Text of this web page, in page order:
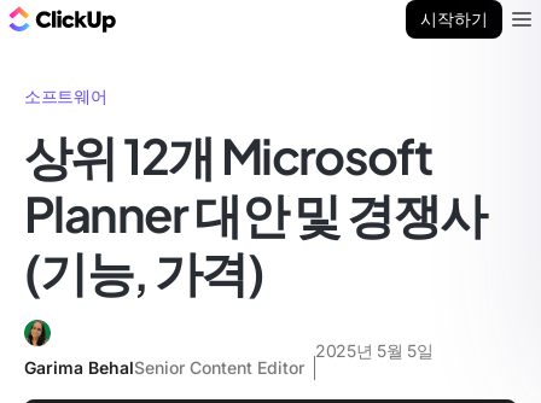
시작하기
소프트웨어
상위 12개 Microsoft
Planner 대안 및 경쟁사
(기능, 가격)
Garima BehalSenior Content Editor
2025년 5월 5일